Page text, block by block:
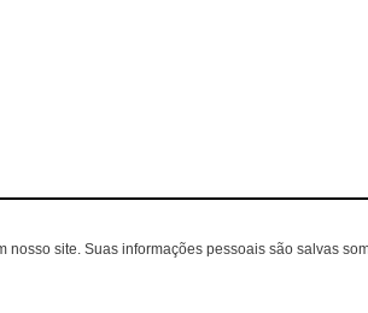
site. Suas informações pessoais são salvas